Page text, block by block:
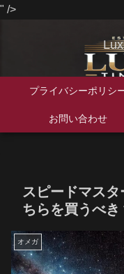
" />
プライバシーポリシ
お問い合わせ
スピードマス
ちらを買うべ
オメガ